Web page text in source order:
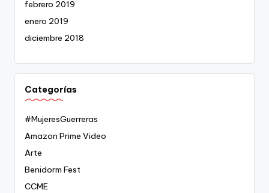
febrero 2019
enero 2019
diciembre 2018
Categorías
#MujeresGuerreras
Amazon Prime Video
Arte
Benidorm Fest
CCME